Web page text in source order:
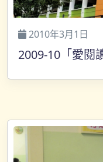
2010年3月1日
2009-10「愛閱